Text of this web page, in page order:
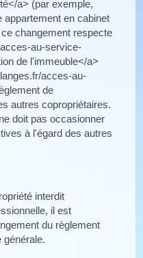
a> (par exemple,
en cabinet
changement respecte
au-service-
de l'immeuble</a>
acces-au-
de
autres copropriétaires.
doit pas occasionner
à l'égard des autres
interdit
il est
du règlement
générale.